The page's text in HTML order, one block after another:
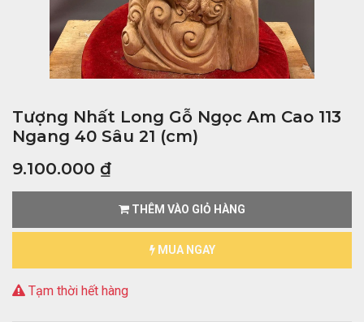
Tượng Nhất Long Gỗ Ngọc Am Cao 113
Ngang 40 Sâu 21 (cm)
9.100.000 ₫
THÊM VÀO GIỎ HÀNG
MUA NGAY
Tạm thời hết hàng